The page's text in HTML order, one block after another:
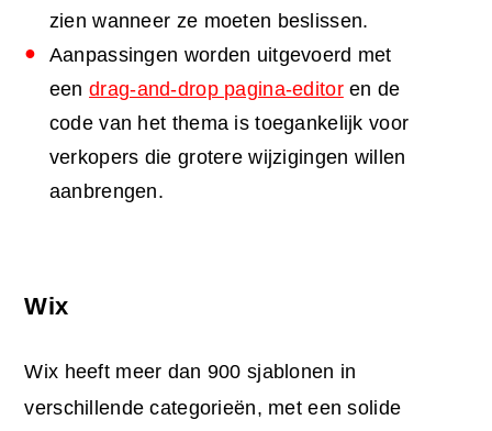
zien wanneer ze moeten beslissen.
Aanpassingen worden uitgevoerd met
eendrag-and-drop pagina-editoren de
code van het thema is toegankelijk voor
verkopers die grotere wijzigingen willen
aanbrengen.
Wix
Wix heeft meer dan 900 sjablonen in
verschillende categorieën, met een solide